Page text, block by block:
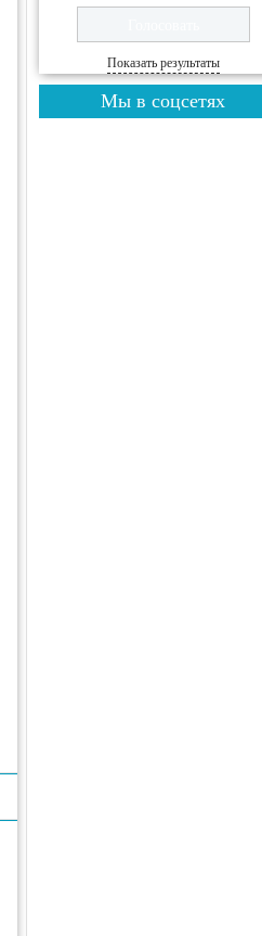
Показать результаты
Мы в соцсетях